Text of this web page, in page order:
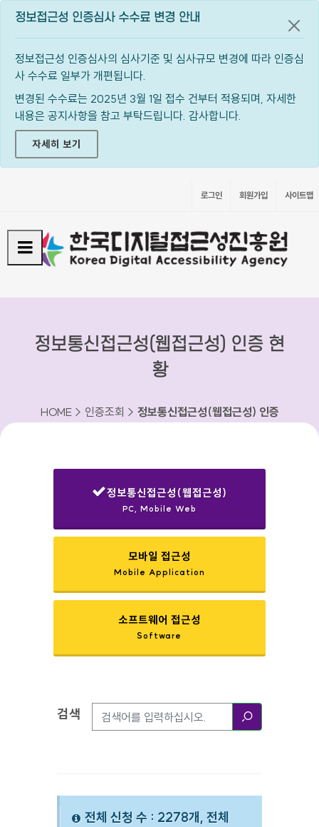
정보접근성 인증심사 수수료 변경 안내
정보접근성 인증심사의 심사기준 및 심사규모 변경에 따라 인증심
사 수수료 일부가 개편됩니다.
변경된 수수료는 2025년 3월 1일 접수 건부터 적용되며, 자세한
내용은 공지사항을 참고 부탁드립니다. 감사합니다.
자세히 보기
공지
로그인 회원가입 사이트맵
정보통신접근성(웹접근성) 인증 현
황
HOME > 인증조회 > 정보통신접근성(웹접근성) 인증
정보통신접근성(웹접근성)
PC, Mobile Web
모바일 접근성
Mobile Application
소프트웨어 접근성
Software
검색옵션
검색
전체 신청 수 : 2278개, 전체